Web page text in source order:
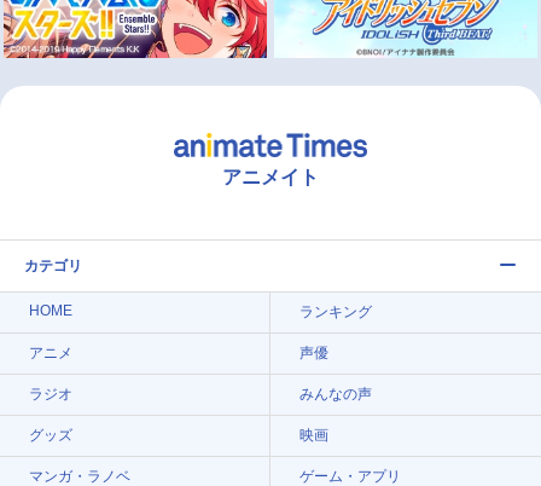
アニメイト
カテゴリ
HOME ランキング
アニメ 声優
ラジオ みんなの声
グッズ 映画
マンガ・ラノベ ゲーム・アプリ